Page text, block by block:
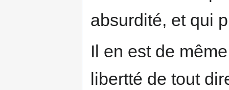
absurdité, et qui
Il en est de
libertté de tout